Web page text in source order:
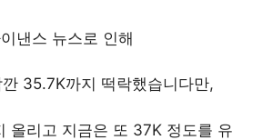
낸스 뉴스로 인해
35.7K까지 떡락했습니다만,
올리고 지금은 또 37K 정도를 유